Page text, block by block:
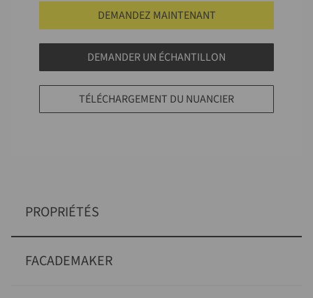
DEMANDEZ MAINTENANT
DEMANDER UN ÉCHANTILLON
TÉLÉCHARGEMENT DU NUANCIER
PROPRIÉTÉS
FACADEMAKER